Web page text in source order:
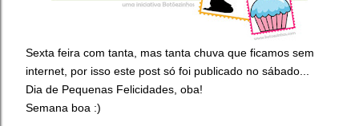
Sexta feira com tanta, mas tanta chuva que ficamos sem
internet, por isso este post só foi publicado no sábado...
Dia de Pequenas Felicidades, oba!
Semana boa :)